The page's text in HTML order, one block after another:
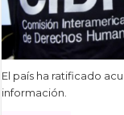
El país ha ratificado
información.